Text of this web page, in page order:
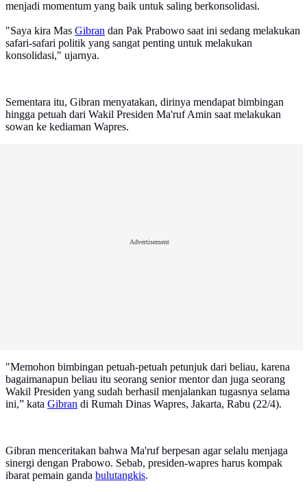
menjadi momentum yang baik untuk saling berkonsolidasi.
"Saya kira Mas Gibran dan Pak Prabowo saat ini sedang melakukan
safari-safari politik yang sangat penting untuk melakukan
konsolidasi," ujarnya.
Sementara itu, Gibran menyatakan, dirinya mendapat bimbingan
hingga petuah dari Wakil Presiden Ma'ruf Amin saat melakukan
sowan ke kediaman Wapres.
Advertisement
"Memohon bimbingan petuah-petuah petunjuk dari beliau, karena
bagaimanapun beliau itu seorang senior mentor dan juga seorang
Wakil Presiden yang sudah berhasil menjalankan tugasnya selama
ini,” kata Gibran di Rumah Dinas Wapres, Jakarta, Rabu (22/4).
Gibran menceritakan bahwa Ma'ruf berpesan agar selalu menjaga
sinergi dengan Prabowo. Sebab, presiden-wapres harus kompak
ibarat pemain ganda bulutangkis.